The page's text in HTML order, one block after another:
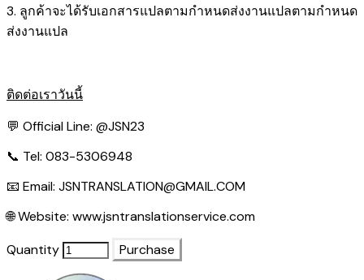
3. ลูกค้าจะได้รับเอกสารแปลตามกำหนดส่งงานแปลตามกำหนด
ส่งงานแปล
ติดต่อเราวันนี้
💬 Official Line: @JSN23
📞 Tel: 083-5306948
📧 Email: JSNTRANSLATION@GMAIL.COM
🌐 Website: www.jsntranslationservice.com
Quantity
Purchase